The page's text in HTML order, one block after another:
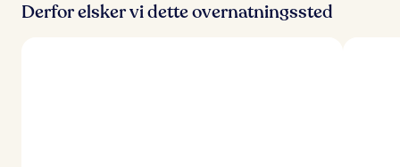
Derfor elsker vi dette overnatningssted